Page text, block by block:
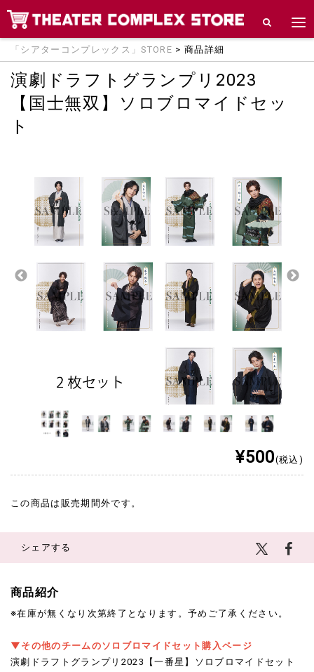
「シアターコンプレックス」STORE > 商品詳細
演劇ドラフトグランプリ2023
【国士無双】ソロブロマイドセッ
ト
¥500(税込)
この商品は販売期間外です。
シェアする
商品紹介
※在庫が無くなり次第終了となります。予めご了承ください。
▼その他のチームのソロブロマイドセット購入ページ
演劇ドラフトグランプリ2023【一番星】ソロブロマイドセット